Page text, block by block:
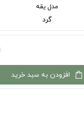
مدل یقه
گرد
افزودن به سبد خرید